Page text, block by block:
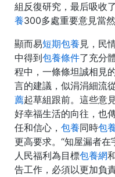
組反復研究，最后吸收
養300多處重要意見當
顯而易短期包養 見，民
中得到包養條件了充分
程中，一條條坦誠相見
言的建議，似涓涓細流
薦起草組跟前。這些意
好幸福生活的向往，也
任和信心， 包養同時包
更高要求。“知屋漏者
人民福利為目標包養網
告工作，必須以更加負